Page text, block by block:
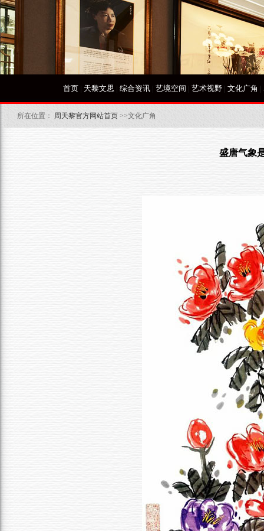
首页| 天黎文思 | 综合资讯| 艺境空间 | 艺术视野| 文化广角 |
所在位置： 周天黎官方网站首页 >>文化广角
盛唐气象